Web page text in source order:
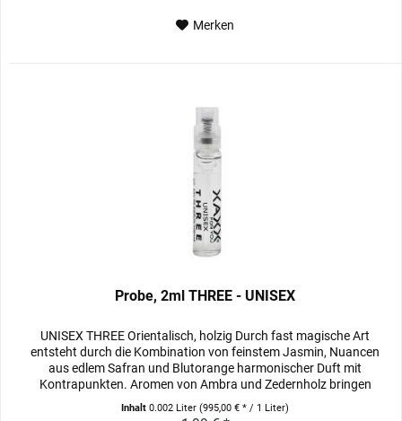
Merken
Probe, 2ml THREE - UNISEX
UNISEX THREE Orientalisch, holzig Durch fast magische Art
entsteht durch die Kombination von feinstem Jasmin, Nuancen
aus edlem Safran und Blutorange harmonischer Duft mit
Kontrapunkten. Aromen von Ambra und Zedernholz bringen
diese...
Inhalt0.002 Liter(995,00 € * / 1 Liter)